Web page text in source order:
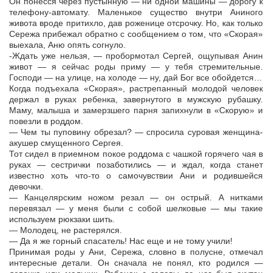
телефону-автомату. Маленькое существо внутри Аниного
живота вроде притихло, дав роженице отсрочку. Но, как только
Сережа прибежал обратно с сообщением о том, что «Скорая»
выехала, Аню опять согнуло.
-Ждать уже нельзя, — пробормотал Сергей, ощупывая Анин
живот — я сейчас роды приму — у тебя стремительные.
Господи — на улице, на холоде — ну, дай Бог все обойдется…
Когда подъехала «Скорая», растрепанный молодой человек
держал в руках ребенка, завернутого в мужскую рубашку.
Маму, малыша и замерзшего парня запихнули в «Скорую» и
повезли в роддом.
— Чем ты пуповину обрезал? — спросила суровая женщина-
акушер смущенного Сергея.
Тот сидел в приемном покое роддома с чашкой горячего чая в
руках — сестрички позаботились — и ждал, когда станет
известно хоть что-то о самочувствии Ани и родившейся
девочки.
— Канцелярским ножом резал — он острый. А нитками
перевязал — у меня были с собой шелковые — мы такие
используем рюкзаки шить.
— Молодец, не растерялся.
— Да я же горный спасатель! Нас еще и не тому учили!
Принимая роды у Ани, Сережа, словно в полусне, отмечал
интересные детали. Он сначала не понял, кто родился —